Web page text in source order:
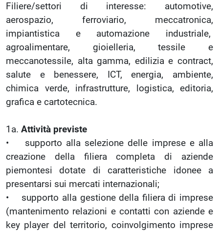
Filiere/settori di interesse: automotive,
aerospazio, ferroviario, meccatronica,
impiantistica e automazione industriale,
agroalimentare, gioielleria, tessile e
meccanotessile, alta gamma, edilizia e contract,
salute e benessere, ICT, energia, ambiente,
chimica verde, infrastrutture, logistica, editoria,
grafica e cartotecnica.
1a. Attività previste
• supporto alla selezione delle imprese e alla
creazione della filiera completa di aziende
piemontesi dotate di caratteristiche idonee a
presentarsi sui mercati internazionali;
• supporto alla gestione della filiera di imprese
(mantenimento relazioni e contatti con aziende e
key player del territorio, coinvolgimento imprese